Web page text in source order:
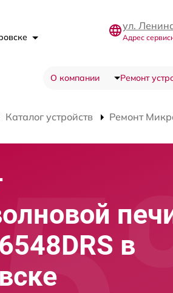
ул.
Адрес
О компании Ремонт
Каталог устройств Ремонт
в